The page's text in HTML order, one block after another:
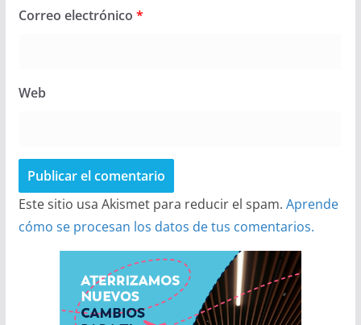
Correo electrónico *
Web
Este sitio usa Akismet para reducir el spam. Aprende
cómo se procesan los datos de tus comentarios.